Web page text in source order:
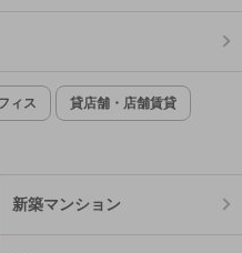
ィス 貸店舗・店舗賃貸
新築マンション